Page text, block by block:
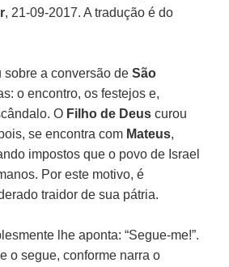
, 21-09-2017. A tradução é do
sobre a conversão deSão
o encontro, os festejos e,
O Filho de Deus curou
se encontra com Mateus,
impostos que o povo de Israel
Por este motivo, é
traidor de sua pátria.
lhe aponta: “Segue-me!”.
o segue, conforme narra o